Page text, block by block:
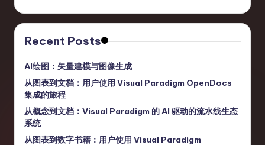
Recent Posts
AI绘图：矢量建模与图像生成
从图表到文档：用户使用 Visual Paradigm OpenDocs
集成的旅程
从概念到文档：Visual Paradigm 的 AI 驱动的流水线生态
系统
从图表到数字书籍：用户使用 Visual Paradigm